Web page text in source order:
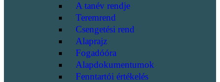
A tanév rendje
Teremrend
Csengetési rend
Alaprajz
Fogadóóra
Alapdokumentumok
Fenntartói értékelés